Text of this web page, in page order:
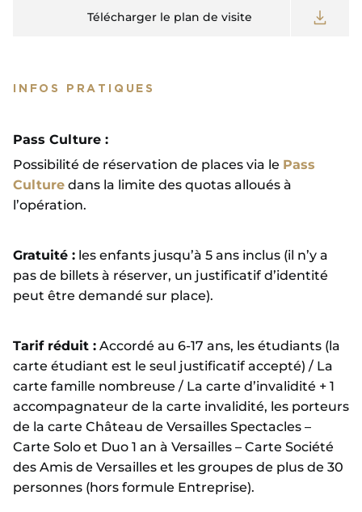
Télécharger le plan de visite
INFOS PRATIQUES
Pass Culture :
Possibilité de réservation de places via le Pass
Culture dans la limite des quotas alloués à
l’opération.
Gratuité : les enfants jusqu’à 5 ans inclus (il n’y a
pas de billets à réserver, un justificatif d’identité
peut être demandé sur place).
Tarif réduit : Accordé au 6-17 ans, les étudiants (la
carte étudiant est le seul justificatif accepté) / La
carte famille nombreuse / La carte d’invalidité + 1
accompagnateur de la carte invalidité, les porteurs
de la carte Château de Versailles Spectacles –
Carte Solo et Duo 1 an à Versailles – Carte Société
des Amis de Versailles et les groupes de plus de 30
personnes (hors formule Entreprise).